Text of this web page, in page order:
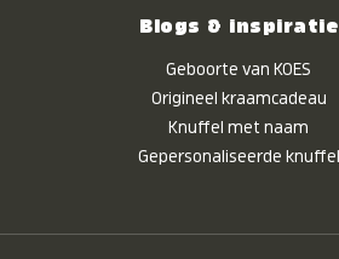
Blogs & inspiratie
Geboorte van KOES
Origineel kraamcadeau
Knuffel met naam
Gepersonaliseerde knuffel